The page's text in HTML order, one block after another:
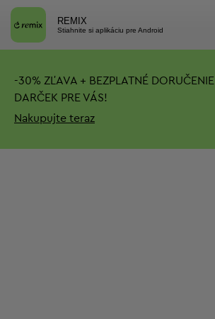
REMIX
Stiahnite si aplikáciu pre Android
-30% ZĽAVA + BEZPLATNÉ DORUČENIE
DARČEK PRE VÁS!
Nakupujte teraz